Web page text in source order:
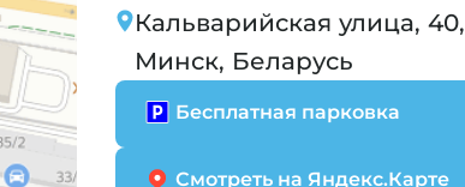
Кальварийская улица, 40,
Минск, Беларусь
Бесплатная парковка
Смотреть на Яндекс.Карте